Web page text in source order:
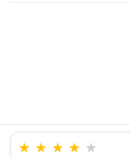
★ ★ ★ ★ ★